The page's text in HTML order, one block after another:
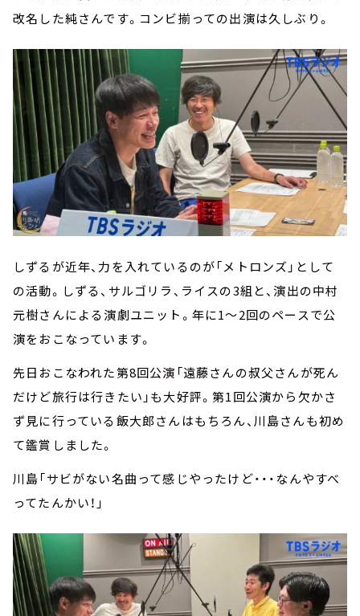
改名した純さんです。コンビ揃っての出演は久しぶり。
しずるが近年、力を入れているのが「メトロンズ」として
の活動。しずる、サルゴリラ、ライスの3組と、演出の中村
元樹さんによる演劇ユニット。年に1～2回のペースで公
演をおこなっています。
先日おこなわれた第8回公演「遠藤さんの叔父さんが死ん
だけど旅行は行きたい」も大好評。第1回公演から欠かさ
ず見に行っている飯大郎さんはもちろん、川島さんも初め
て鑑賞しました。
川島「サビがない名曲って感じやったけど・・・なんやすべ
ってたんかい！」